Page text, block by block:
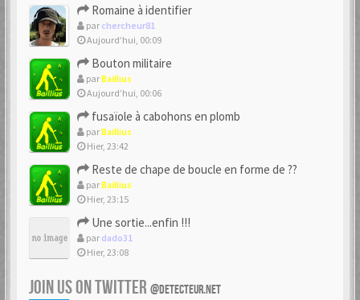
Romaine à identifier
par chercheur81
Aujourd’hui, 00:09
Bouton militaire
parBaillius
Aujourd’hui, 00:06
fusaïole à cabohons en plomb
parBaillius
Hier, 23:42
Reste de chape de boucle en forme de ??
parBaillius
Hier, 23:15
Une sortie...enfin !!!
par dado31
Hier, 23:08
JOIN US ON TWITTER @DETECTEUR.NET